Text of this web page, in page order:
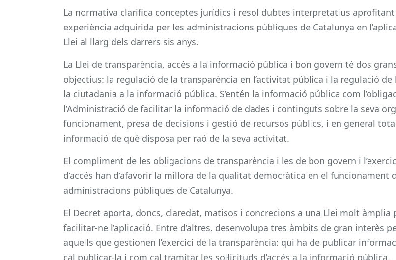
La normativa clarifica conceptes jurídics i resol dubtes interpretatius aprofitant
experiència adquirida per les administracions públiques de Catalunya en
Llei al llarg dels darrers sis anys.
La Llei de transparència, accés a la informació pública i bon govern té dos
objectius: la regulació de la transparència en l’activitat pública i la regulació de
la ciutadania a la informació pública. S’entén la informació pública com
l’Administració de facilitar la informació de dades i continguts sobre la seva
funcionament, presa de decisions i gestió de recursos públics, i en general
informació de què disposa per raó de la seva activitat.
El compliment de les obligacions de transparència i les de bon govern i
d’accés han d’afavorir la millora de la qualitat democràtica en el funcionament
administracions públiques de Catalunya.
El Decret aporta, doncs, claredat, matisos i concrecions a una Llei molt àmplia
facilitar-ne l’aplicació. Entre d’altres, desenvolupa tres àmbits de gran interès
aquells que gestionen l’exercici de la transparència: qui ha de publicar
cal publicar-la i com cal tramitar les sol·licituds d’accés a la informació pública.